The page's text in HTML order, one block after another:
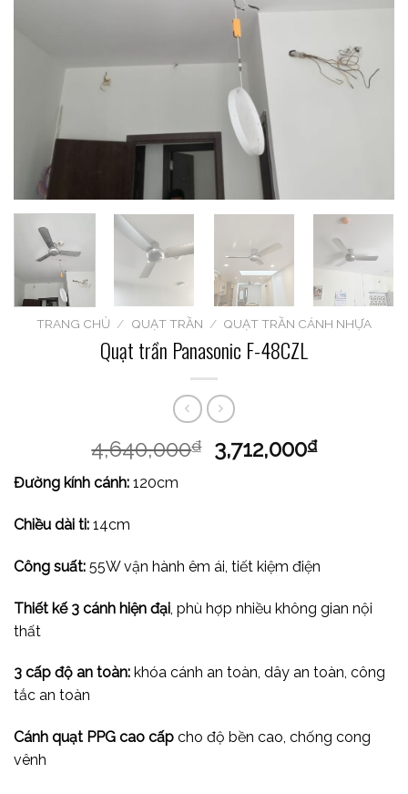
TRANG CHỦ / QUẠT TRẦN / QUẠT TRẦN CÁNH NHỰA
Quạt trần Panasonic F-48CZL
4,640,000₫ 3,712,000₫
Đường kính cánh: 120cm
Chiều dài ti: 14cm
Công suất: 55W vận hành êm ái, tiết kiệm điện
Thiết kế 3 cánh hiện đại , phù hợp nhiều không gian nội
thất
3 cấp độ an toàn: khóa cánh an toàn, dây an toàn, công
tắc an toàn
Cánh quạt PPG cao cấp cho độ bền cao, chống cong
vênh